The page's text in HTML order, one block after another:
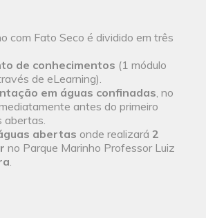
com Fato Seco é dividido em três
de conhecimentos (1 módulo
de eLearning).
em águas confinadas, no
antes do primeiro
abertas.
abertas onde realizará 2
no Parque Marinho Professor Luiz
.